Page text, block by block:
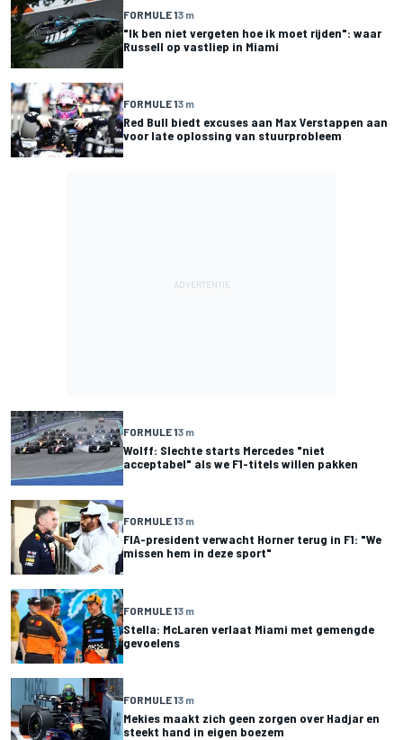
FORMULE 13 m
"Ik ben niet vergeten hoe ik moet rijden": waar
Russell op vastliep in Miami
FORMULE 13 m
Red Bull biedt excuses aan Max Verstappen aan
voor late oplossing van stuurprobleem
FORMULE 13 m
Wolff: Slechte starts Mercedes "niet
acceptabel" als we F1-titels willen pakken
FORMULE 13 m
FIA-president verwacht Horner terug in F1: "We
missen hem in deze sport"
FORMULE 13 m
Stella: McLaren verlaat Miami met gemengde
gevoelens
FORMULE 13 m
Mekies maakt zich geen zorgen over Hadjar en
steekt hand in eigen boezem